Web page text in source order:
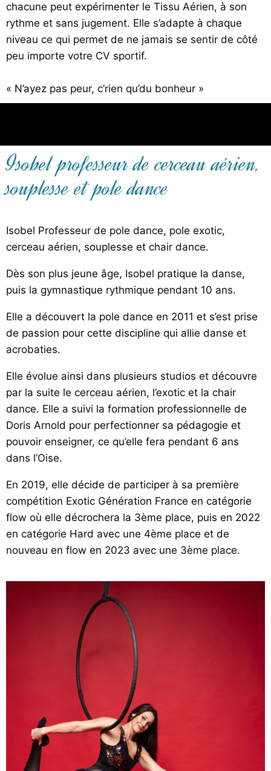
chacune peut expérimenter le Tissu Aérien, à son
rythme et sans jugement. Elle s’adapte à chaque
niveau ce qui permet de ne jamais se sentir de côté
peu importe votre CV sportif.
« N’ayez pas peur, c’rien qu’du bonheur »
Isobel professeur de cerceau aérien,
souplesse et pole dance
Isobel Professeur de pole dance, pole exotic,
cerceau aérien, souplesse et chair dance.
Dès son plus jeune âge, Isobel pratique la danse,
puis la gymnastique rythmique pendant 10 ans.
Elle a découvert la pole dance en 2011 et s’est prise
de passion pour cette discipline qui allie danse et
acrobaties.
Elle évolue ainsi dans plusieurs studios et découvre
par la suite le cerceau aérien, l’exotic et la chair
dance. Elle a suivi la formation professionnelle de
Doris Arnold pour perfectionner sa pédagogie et
pouvoir enseigner, ce qu’elle fera pendant 6 ans
dans l’Oise.
En 2019, elle décide de participer à sa première
compétition Exotic Génération France en catégorie
flow où elle décrochera la 3ème place, puis en 2022
en catégorie Hard avec une 4ème place et de
nouveau en flow en 2023 avec une 3ème place.